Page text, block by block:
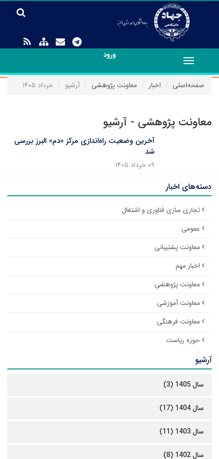
ورود
Toggle
navigation
صفحه‌اصلی
اخبار معاونت پژوهشی آرشیو خرداد ۱۴۰۵
معاونت پژوهشی - آرشیو
آخرین وضعیت راه‌اندازی مرکز «دم» البرز بررسی
شد
۰۹ خرداد ۱۴۰۵
دسته‌های اخبار
تجاری سازی فناوری و اشتغال
عمومی
معاونت پشتیبانی
اخبار مهم
معاونت پژوهشی
معاونت آموزشی
معاونت فرهنگی
حوزه ریاست
آرشیو
سال 1405 (3)
سال 1404 (17)
سال 1403 (11)
سال 1402 (8)